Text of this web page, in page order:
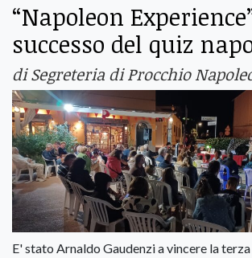
“Napoleon
successo del quiz
di Segreteria di Procchio
E' stato Arnaldo Gaudenzi a vincere la